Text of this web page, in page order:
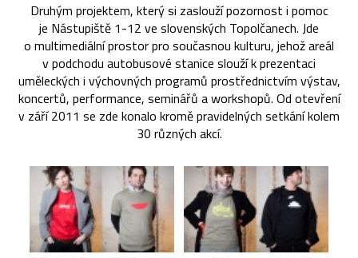
Druhým projektem, který si zaslouží pozornost i pomoc
je Nástupiště 1-12 ve slovenských Topolčanech. Jde
o multimediální prostor pro současnou kulturu, jehož areál
v podchodu autobusové stanice slouží k prezentaci
uměleckých i výchovných programů prostřednictvím výstav,
koncertů, performance, seminářů a workshopů. Od otevření
v září 2011 se zde konalo kromě pravidelných setkání kolem
30 různých akcí.